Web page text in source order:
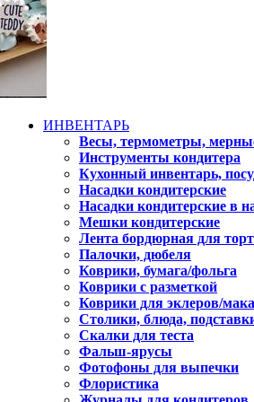
ИНВЕНТАРЬ
Весы, термометры,
Инструменты кондитера
Кухонный инвентарь,
Насадки кондитерские
Насадки кондитерские в
Мешки кондитерские
Лента бордюрная для
Палочки, дюбеля
Коврики, бумага/фольга
Коврики с разметкой
Коврики для эклеров/
Столики, блюда,
Скалки для теста
Фальш-ярусы
Фотофоны для выпечки
Флористика